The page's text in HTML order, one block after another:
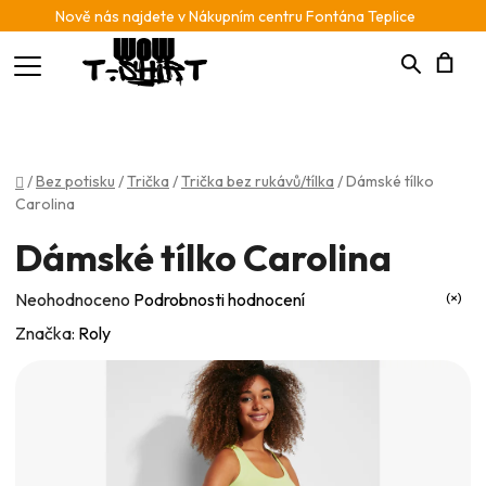
Nově nás najdete v Nákupním centru Fontána Teplice
Hledat
Domů
/Bez potisku /Trička /Trička bez rukávů/tílka /Dámské tílko
Carolina
Dámské tílko Carolina
Průměrné
hodnocení
Neohodnoceno Podrobnosti hodnocení
Značka: Roly